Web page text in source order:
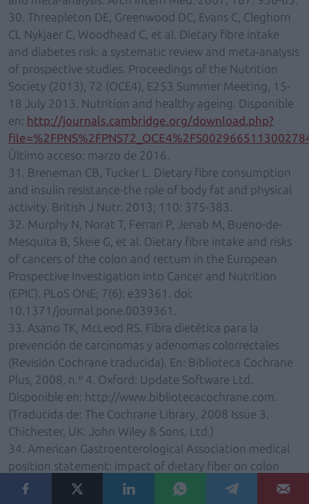
30. Threapleton DE, Greenwood DC, Evans C, Cleghorn
CL Nykjaer C, Woodhead C, et al. Dietary fibre intake
and diabetes risk: a systematic review and meta-analysis
of prospective studies. Proceedings of the Nutrition
Society (2013), 72 (OCE4), E253 Summer Meeting, 15-
18 July 2013. Nutrition and healthy ageing. Disponible
en: http://journals.cambridge.org/download.php?
Último acceso: marzo de 2016.
31. Breneman CB, Tucker L. Dietary fibre consumption
and insulin resistance-the role of body fat and physical
activity. British J Nutr. 2013; 110: 375-383.
32. Murphy N, Norat T, Ferrari P, Jenab M, Bueno-de-
Mesquita B, Skeie G, et al. Dietary fibre intake and risks
of cancers of the colon and rectum in the European
Prospective Investigation into Cancer and Nutrition
(EPIC). PLoS ONE; 7(6): e39361. doi:
10.1371/journal.pone.0039361.
33. Asano TK, McLeod RS. Fibra dietética para la
prevención de carcinomas y adenomas colorrectales
(Revisión Cochrane traducida). En: Biblioteca Cochrane
Plus, 2008, n.º 4. Oxford: Update Software Ltd.
Disponible en: http://www.bibliotecacochrane.com.
(Traducida de: The Cochrane Library, 2008 Issue 3.
Chichester, UK: John Wiley & Sons, Ltd.)
34. American Gastroenterological Association medical
position statement: impact of dietary fiber on colon
cancer occurrence. Gastroenterology. 2000; 118(6):